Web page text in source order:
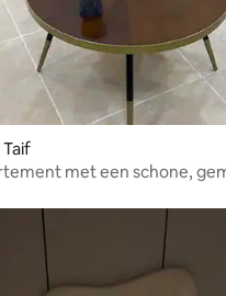
met een schone,